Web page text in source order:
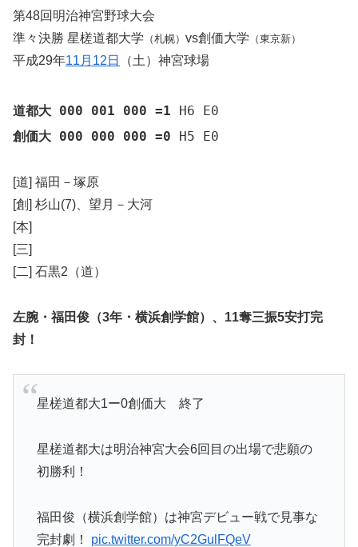
第48回明治神宮野球大会
準々決勝 星槎道都大学 （札幌） vs創価大学 （東京新）
平成29年11月12日 （土）神宮球場
道都大 000 001 000 =1 H6 E0
創価大 000 000 000 =0 H5 E0
[道] 福田－塚原
[創] 杉山(7)、望月－大河
[本]
[三]
[二] 石黒2（道）
左腕・福田俊（3年・横浜創学館）、11奪三振5安打完
封！
星槎道都大1ー0創価大 終了
星槎道都大は明治神宮大会6回目の出場で悲願の
初勝利！
福田俊（横浜創学館）は神宮デビュー戦で見事な
完封劇！ pic.twitter.com/yC2GulFQeV